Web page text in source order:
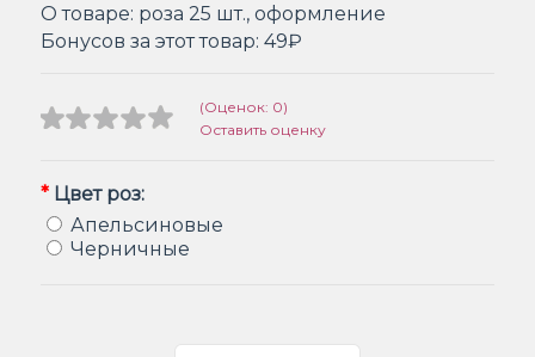
О товаре: роза 25 шт., оформление
Бонусов за этот товар: 49₽
(Оценок: 0)
Оставить оценку
* Цвет роз:
Апельсиновые
Черничные